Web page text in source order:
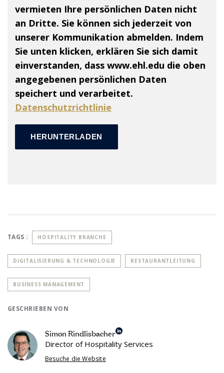
vermieten Ihre persönlichen Daten nicht
an Dritte. Sie können sich jederzeit von
unserer Kommunikation abmelden. Indem
Sie unten klicken, erklären Sie sich damit
einverstanden, dass www.ehl.edu die oben
angegebenen persönlichen Daten
speichert und verarbeitet.
Datenschutzrichtlinie
TAGS : HOSPITALITY BRANCHE
DIGITALISIERUNG & TECHNOLOGIE RESTAURANTLEITUNG
BUSINESS MANAGEMENT
GESCHRIEBEN VON
Simon Rindlisbacher
Director of Hospitality Services
Besuche die Website